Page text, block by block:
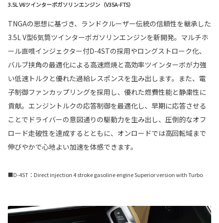
3.5L V6ツインターボガソリンエンジン（V35A-FTS）
TNGAの思想に基づき、ランドクルーザー伝統の信頼性を継承した
3.5L V型6気筒ツインターボガソリンエンジンを新開発。マルチホ
ール直噴インジェクター付D-4STの採用やロングストローク化、
バルブ挟角の最適化による高速燃焼と高効率ツインターボが力強
い低速トルクと優れた過給レスポンスを生み出します。また、電
子制御ファンカップリングを採用し、優れた燃費性能と静粛性に
貢献。エンジントルクの応答制御を最適化し、早期に応答させる
ことでドライバーの意図通りの駆動力を生み出し、圧倒的なオフ
ロード走破性を達成するとともに、オンロードでは高回転域まで
伸びやかで心地よい加速を体感できます。
■D-4ST：Direct injection 4 stroke gasoline engine Superior version with Turbo